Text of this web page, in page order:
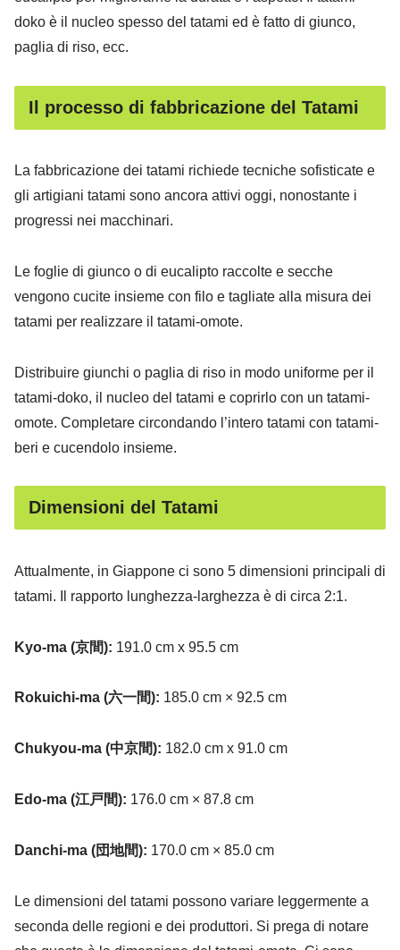
doko è il nucleo spesso del tatami ed è fatto di giunco,
paglia di riso, ecc.
Il processo di fabbricazione del Tatami
La fabbricazione dei tatami richiede tecniche sofisticate e
gli artigiani tatami sono ancora attivi oggi, nonostante i
progressi nei macchinari.
Le foglie di giunco ​​o di eucalipto raccolte e secche
vengono cucite insieme con filo e tagliate alla misura dei
tatami per realizzare il tatami-omote.
Distribuire giunchi o paglia di riso in modo uniforme per il
tatami-doko, il nucleo del tatami e coprirlo con un tatami-
omote. Completare circondando l’intero tatami con tatami-
beri e cucendolo insieme.
Dimensioni del Tatami
Attualmente, in Giappone ci sono 5 dimensioni principali di
tatami. Il rapporto lunghezza-larghezza è di circa 2:1.
Kyo-ma (京間): 191.0 cm x 95.5 cm
Rokuichi-ma (六一間): 185.0 cm × 92.5 cm
Chukyou-ma (中京間): 182.0 cm x 91.0 cm
Edo-ma (江戸間): 176.0 cm × 87.8 cm
Danchi-ma (団地間): 170.0 cm × 85.0 cm
Le dimensioni del tatami possono variare leggermente a
seconda delle regioni e dei produttori. Si prega di notare